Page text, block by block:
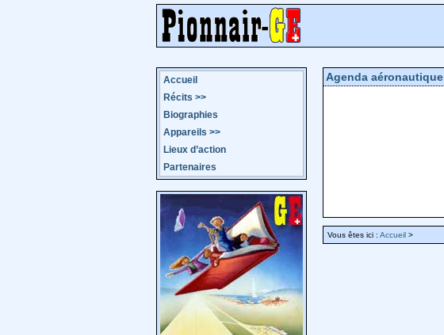
Accueil
Récits >>
Biographies
Appareils >>
Lieux d’action
Partenaires
Agenda aéronautique
Vous êtes ici : Accueil >